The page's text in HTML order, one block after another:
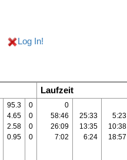
Log In!
Laufzeit
95.3
4.65
2.58
0.95
0
0
0
0
0
58:46
26:09
7:02
25:33
13:35
6:24
5:23
10:38
18:57